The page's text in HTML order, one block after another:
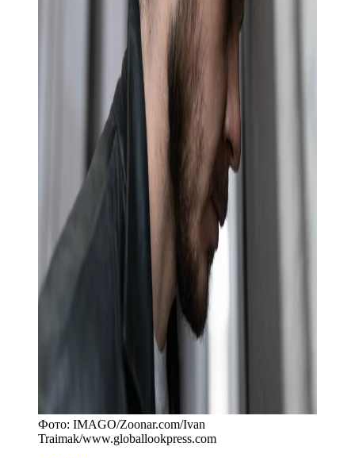
Фото: IMAGO/Zoonar.com/Ivan
Traimak/www.globallookpress.com